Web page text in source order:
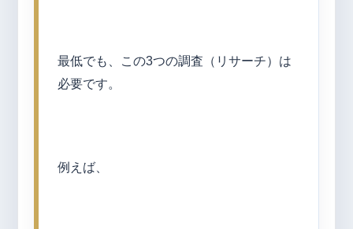
最低でも、この3つの調査（リサーチ）は
必要です。
例えば、